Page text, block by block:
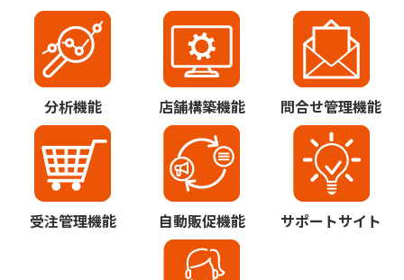
分析機能 店舗構築機能 問合せ管理機能
受注管理機能 自動販促機能 サポートサイト